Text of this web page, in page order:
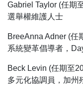
Gabriel Taylor (任期
選舉權維護人士
BreeAnna Adner (任
系統變革倡導者，
Beck Levin (任期至
多元化協調員，加州